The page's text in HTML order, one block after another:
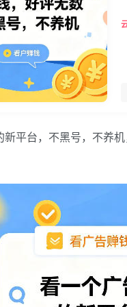
平台，不黑号，不养